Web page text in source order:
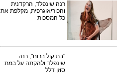
רנה שינפלד, הרקדנית
והכוריאוגרפית, מקלפת את
כל המסכות
"בת קול ברוח", רנה
שינפלד ולהקתה על במת
סוזן דלל